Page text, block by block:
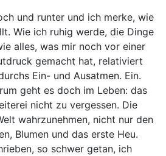
und runter und ich merke, wie
Wie ich ruhig werde, die Dinge
alles, was mir noch vor einer
gemacht hat, relativiert
Ein- und Ausatmen. Ein.
geht es doch im Leben: das
nicht zu vergessen. Die
wahrzunehmen, nicht nur den
Blumen und das erste Heu.
so schwer getan, ich